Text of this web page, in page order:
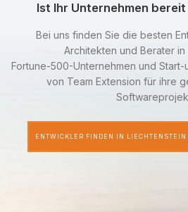
Ist Ihr Unternehmen
Bei uns finden Sie die besten
Architekten und Berater in
Fortune-500-Unternehmen und
von Team Extension für ihre
ENTWICKLER FINDEN IN LIECHTENSTEIN